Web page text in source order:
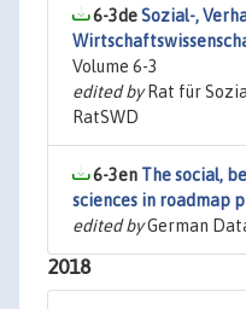
6-3deSozial-,
Volume 6-3
edited byRat für
RatSWD
6-3en The social,
sciences in roadmap
edited byGerman
2018